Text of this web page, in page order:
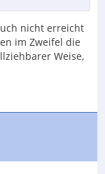
nicht erreicht
im Zweifel die
Weise,